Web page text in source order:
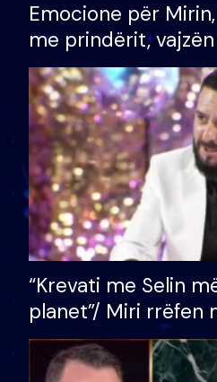
Emocione për
me prindërit,
bashkëshorten:
divorci apo jo?
“Krevati me Selin
planet”/ Miri
bukura në shtëpinë
mungojë zilja e